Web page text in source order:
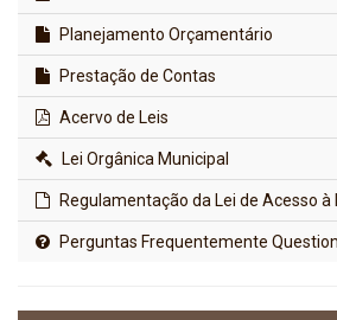
Planejamento Orçamentário
Prestação de Contas
Acervo de Leis
Lei Orgânica Municipal
Regulamentação da Lei de Acesso
Perguntas Frequentemente